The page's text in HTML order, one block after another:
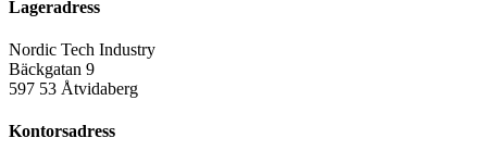
Lageradress
Nordic Tech Industry
Bäckgatan 9
597 53 Åtvidaberg
Kontorsadress